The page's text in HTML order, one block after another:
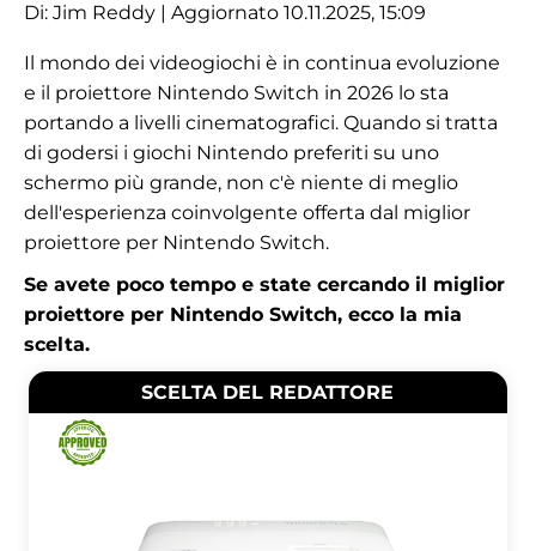
Di: Jim Reddy | Aggiornato 10.11.2025, 15:09
Il mondo dei videogiochi è in continua evoluzione
e il proiettore Nintendo Switch in 2026 lo sta
portando a livelli cinematografici. Quando si tratta
di godersi i giochi Nintendo preferiti su uno
schermo più grande, non c'è niente di meglio
dell'esperienza coinvolgente offerta dal miglior
proiettore per Nintendo Switch.
Se avete poco tempo e state cercando il miglior
proiettore per Nintendo Switch, ecco la mia
scelta.
SCELTA DEL REDATTORE